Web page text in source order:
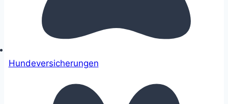
Hundeversicherungen